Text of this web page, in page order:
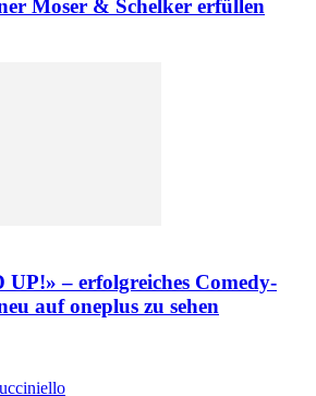
Moser & Schelker erfüllen
UP!» – erfolgreiches Comedy-
auf oneplus zu sehen